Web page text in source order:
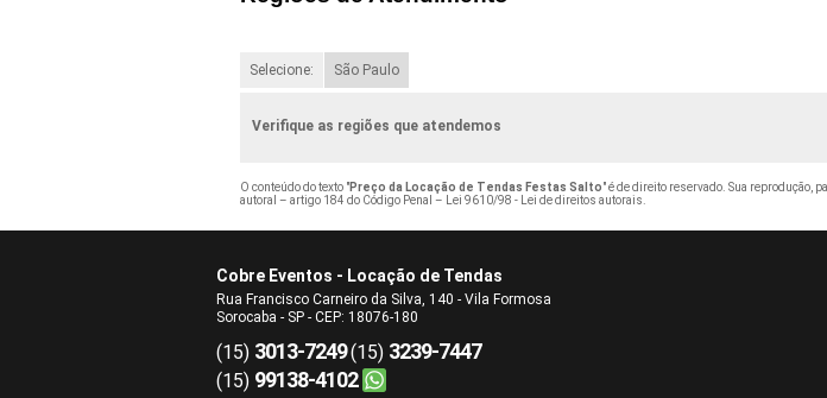
Selecione: São Paulo
Verifique as regiões que atendemos
O conteúdo do texto "Preço da Locação de Tendas Festas Salto" é de direito reservado. Sua reprodução,
autoral – artigo 184 do Código Penal – Lei 9610/98 - Lei de direitos autorais.
Cobre Eventos - Locação de Tendas
Rua Francisco Carneiro da Silva, 140 - Vila Formosa
Sorocaba - SP - CEP: 18076-180
(15) 3013-7249(15) 3239-7447
(15) 99138-4102